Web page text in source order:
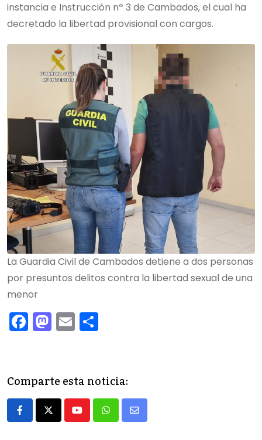
instancia e Instrucción nº 3 de Cambados, el cual ha
decretado la libertad provisional con cargos.
La Guardia Civil de Cambados detiene a dos personas
por presuntos delitos contra la libertad sexual de una
menor
F
a
e
b
o
M
a
o
d
o
E
m
l p
ar
tir
Comparte esta noticia:
YoutubeWhatsapp
Share